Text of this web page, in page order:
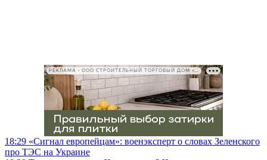
РЕКЛАМА • ООО СТРОИТЕЛЬНЫЙ ТОРГОВЫЙ ДОМ «ПЕТРОВИЧ», ИНН 7802348846
18:29 «Сигнал европейцам»: военэксперт о словах Зеленского
про ТЭС на Украине